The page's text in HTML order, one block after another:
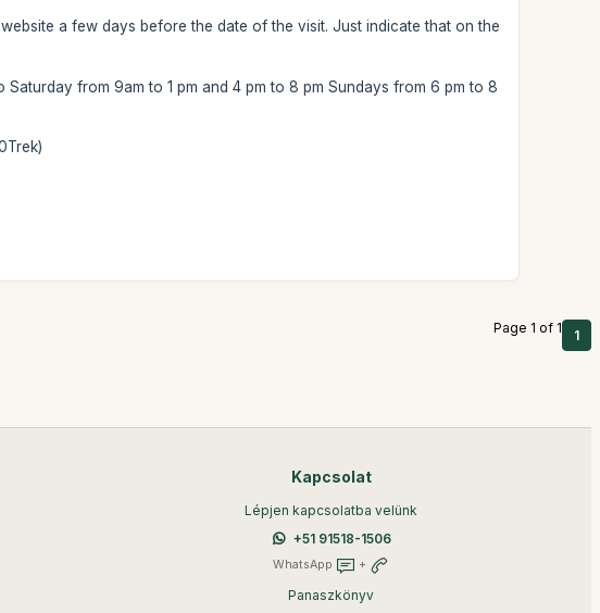
a few days before the date of the visit. Just indicate that on the
from 9am to 1 pm and 4 pm to 8 pm Sundays from 6 pm to 8
Page 1 of 1 1
Kapcsolat
Lépjen kapcsolatba velünk
+51 91518-1506
WhatsApp +
Panaszkönyv